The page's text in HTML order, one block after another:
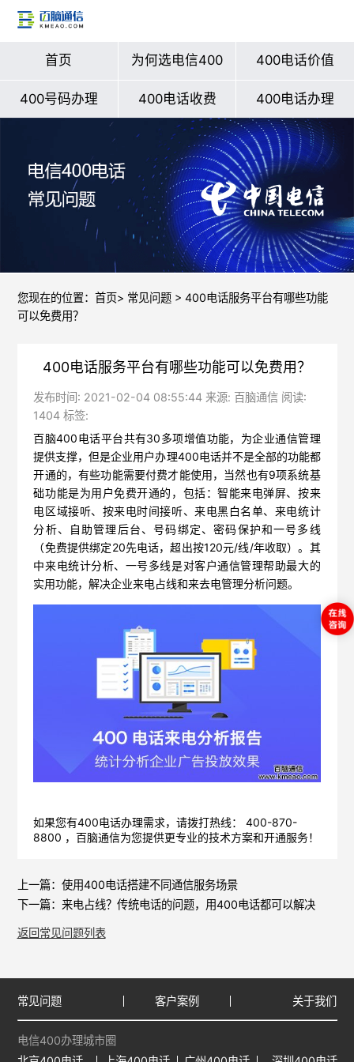
首页 为何选电信400 400电话价值
400号码办理 400电话收费 400电话办理
您现在的位置： 首页> 常见问题> 400电话服务平台有哪些功能
可以免费用？
400电话服务平台有哪些功能可以免费用？
发布时间: 2021-02-04 08:55:44 来源: 百脑通信 阅读:
1404 标签:
百脑400电话平台共有30多项增值功能，为企业通信管理
提供支撑，但是企业用户办理400电话并不是全部的功能都
开通的，有些功能需要付费才能使用，当然也有9项系统基
础功能是为用户免费开通的，包括：智能来电弹屏、按来
电区域接听、按来电时间接听、来电黑白名单、来电统计
分析、自助管理后台、号码绑定、密码保护和一号多线
（免费提供绑定20先电话，超出按120元/线/年收取）。其
中来电统计分析、一号多线是对客户通信管理帮助最大的
实用功能，解决企业来电占线和来去电管理分析问题。
如果您有400电话办理需求，请拨打热线： 400-870-
8800 ，百脑通信为您提供更专业的技术方案和开通服务！
上一篇： 使用400电话搭建不同通信服务场景
下一篇： 来电占线？传统电话的问题，用400电话都可以解决
返回常见问题列表
常见问题 客户案例 关于我们
电信400办理城市圈